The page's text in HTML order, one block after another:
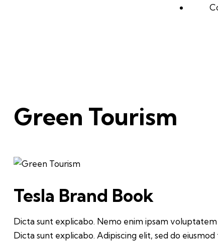
Green Tourism
Tesla Brand Book
Dicta sunt explicabo. Nemo enim ipsam
Dicta sunt explicabo. Adipiscing elit, sed do